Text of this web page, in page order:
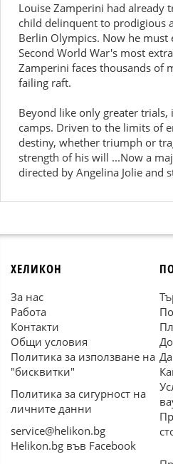
Louise Zamperini had already
child delinquent to prodigious
Berlin Olympics. Now he
Second World War's most
Zamperini faces thousands of
failing raft.
Beyond like only greater trials,
camps. Driven to the limits of
destiny, whether triumph or
strength of his will ...Now a
directed by Angelina Jolie and
ХЕЛИКОН
За нас
Работа
Контакти
Общи условия
Политика за използване на
"бисквитки"
Политика за сигурност на
личните данни
service@helikon.bg
Helikon.bg във Facebook